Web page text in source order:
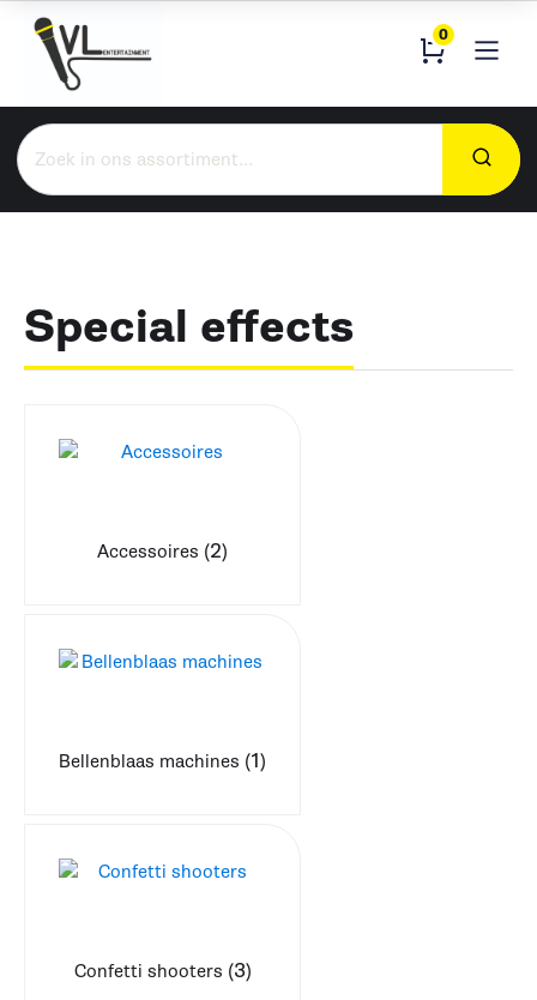
0
Zoeken
naar:
Special effects
Accessoires (2)
Bellenblaas machines (1)
Confetti shooters (3)